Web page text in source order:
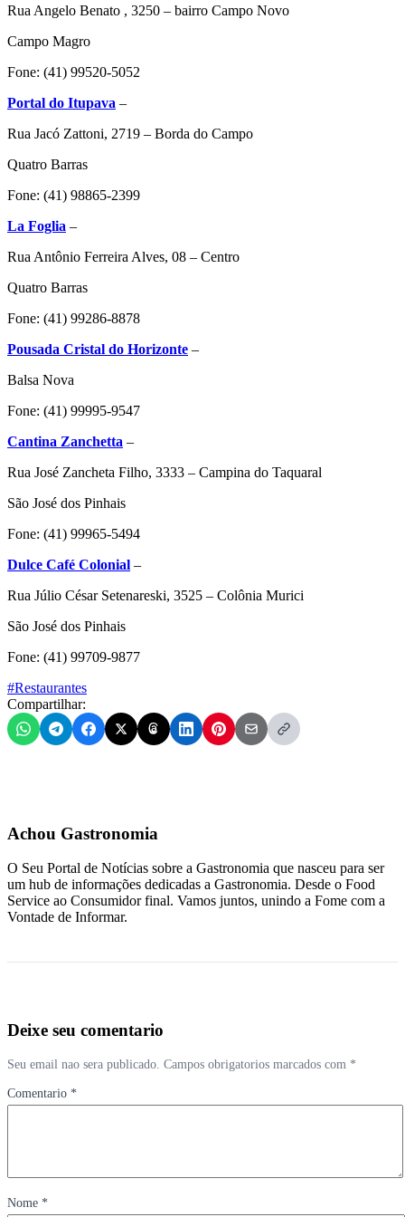
Rua Angelo Benato , 3250 – bairro Campo Novo
Campo Magro
Fone: (41) 99520-5052
Portal do Itupava –
Rua Jacó Zattoni, 2719 – Borda do Campo
Quatro Barras
Fone: (41) 98865-2399
La Foglia –
Rua Antônio Ferreira Alves, 08 – Centro
Quatro Barras
Fone: (41) 99286-8878
Pousada Cristal do Horizonte –
Balsa Nova
Fone: (41) 99995-9547
Cantina Zanchetta –
Rua José Zancheta Filho, 3333 – Campina do Taquaral
São José dos Pinhais
Fone: (41) 99965-5494
Dulce Café Colonial –
Rua Júlio César Setenareski, 3525 – Colônia Murici
São José dos Pinhais
Fone: (41) 99709-9877
#Restaurantes
Compartilhar:
Achou Gastronomia
O Seu Portal de Notícias sobre a Gastronomia que nasceu para ser
um hub de informações dedicadas a Gastronomia. Desde o Food
Service ao Consumidor final. Vamos juntos, unindo a Fome com a
Vontade de Informar.
Deixe seu comentario
Seu email nao sera publicado. Campos obrigatorios marcados com *
Comentario *
Nome *